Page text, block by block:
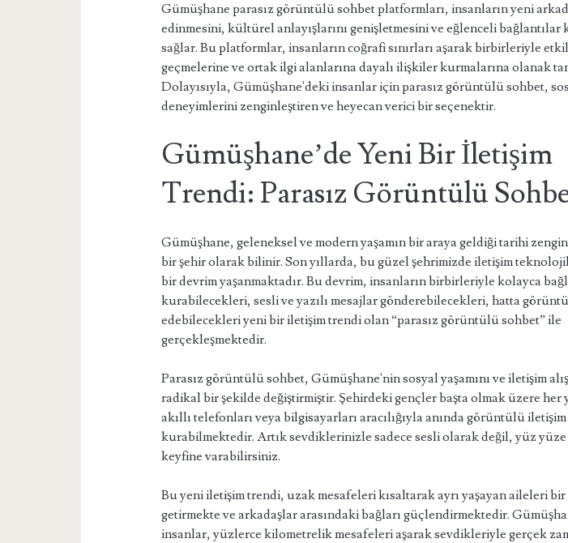
Gümüşhane parasız görüntülü sohbet platformları, insanların yeni
edinmesini, kültürel anlayışlarını genişletmesini ve eğlenceli bağlantılar
sağlar. Bu platformlar, insanların coğrafi sınırları aşarak birbirleriyle
geçmelerine ve ortak ilgi alanlarına dayalı ilişkiler kurmalarına olanak
Dolayısıyla, Gümüşhane'deki insanlar için parasız görüntülü sohbet,
deneyimlerini zenginleştiren ve heyecan verici bir seçenektir.
Gümüşhane’de Yeni Bir İletişim
Trendi: Parasız Görüntülü
Gümüşhane, geleneksel ve modern yaşamın bir araya geldiği tarihi
bir şehir olarak bilinir. Son yıllarda, bu güzel şehrimizde iletişim
bir devrim yaşanmaktadır. Bu devrim, insanların birbirleriyle kolayca
kurabilecekleri, sesli ve yazılı mesajlar gönderebilecekleri, hatta
edebilecekleri yeni bir iletişim trendi olan “parasız görüntülü sohbet” ile
gerçekleşmektedir.
Parasız görüntülü sohbet, Gümüşhane'nin sosyal yaşamını ve iletişim
radikal bir şekilde değiştirmiştir. Şehirdeki gençler başta olmak üzere her
akıllı telefonları veya bilgisayarları aracılığıyla anında görüntülü iletişim
kurabilmektedir. Artık sevdiklerinizle sadece sesli olarak değil, yüz yüze
keyfine varabilirsiniz.
Bu yeni iletişim trendi, uzak mesafeleri kısaltarak ayrı yaşayan aileleri bir
getirmekte ve arkadaşlar arasındaki bağları güçlendirmektedir.
insanlar, yüzlerce kilometrelik mesafeleri aşarak sevdikleriyle gerçek